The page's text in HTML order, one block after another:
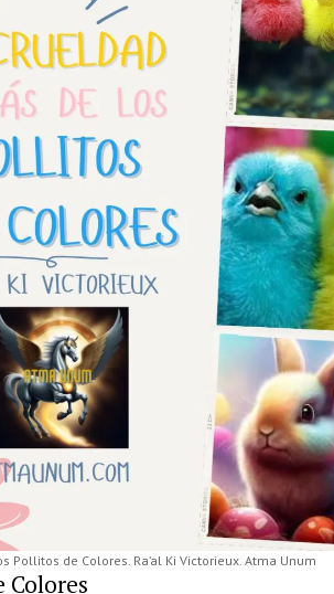
Pollitos de Colores. Ra’al Ki Victorieux. Atma Unum
Colores